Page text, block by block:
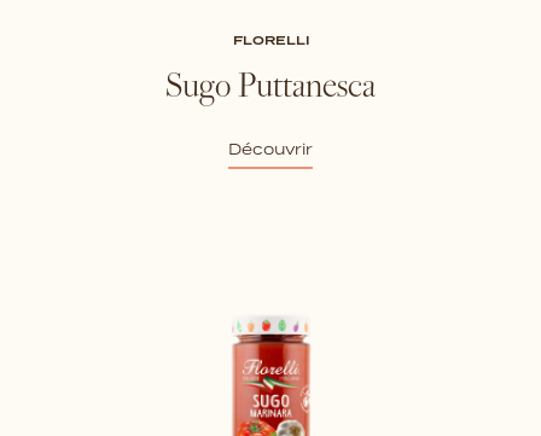
FLORELLI
Sugo Puttanesca
Découvrir